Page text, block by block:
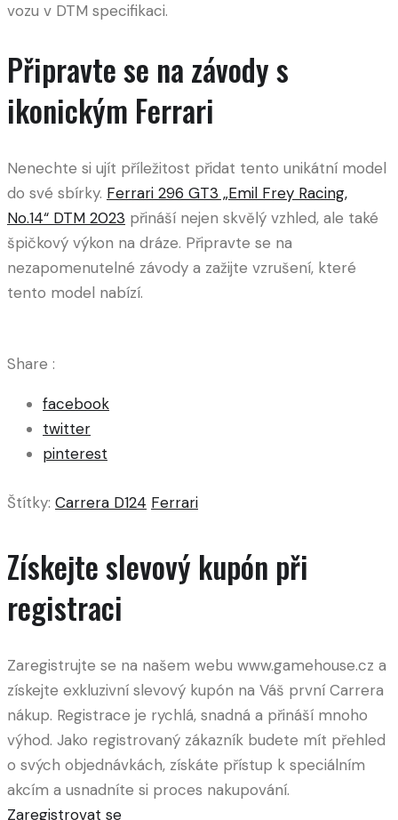
vozu v DTM specifikaci.
Připravte se na závody s
ikonickým Ferrari
Nenechte si ujít příležitost přidat tento unikátní model
do své sbírky. Ferrari 296 GT3 „Emil Frey Racing,
No.14“ DTM 2023 přináší nejen skvělý vzhled, ale také
špičkový výkon na dráze. Připravte se na
nezapomenutelné závody a zažijte vzrušení, které
tento model nabízí.
Share :
facebook
twitter
pinterest
Štítky: Carrera D124 Ferrari
Získejte slevový kupón při
registraci
Zaregistrujte se na našem webu www.gamehouse.cz a
získejte exkluzivní slevový kupón na Váš první Carrera
nákup. Registrace je rychlá, snadná a přináší mnoho
výhod. Jako registrovaný zákazník budete mít přehled
o svých objednávkách, získáte přístup k speciálním
akcím a usnadníte si proces nakupování.
Zaregistrovat se